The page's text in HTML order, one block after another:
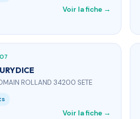
Voir la fiche →
ROLLAND 34200 SETE
Voir la fiche →